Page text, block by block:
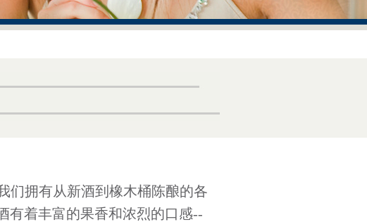
们拥有从新酒到橡木桶陈酿的各
有着丰富的果香和浓烈的口感--